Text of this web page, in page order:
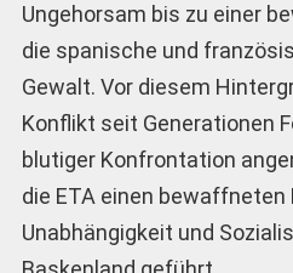
Ungehorsam bis zu einer
die spanische und
Gewalt. Vor diesem
Konflikt seit Generationen
blutiger Konfrontation
die ETA einen
Unabhängigkeit und